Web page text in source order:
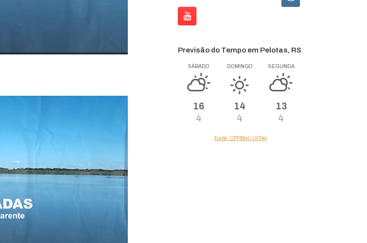
Previsão do Tempo em Pelotas, RS
SÁBADO
16
4
DOMINGO
14
4
SEGUNDA
13
4
Fonte: CPPMet / UFPel